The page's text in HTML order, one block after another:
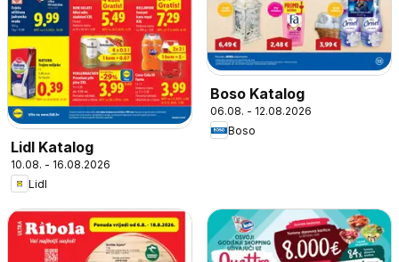
Lidl Katalog
10.08. - 16.08.2026
Lidl
Boso Katalog
06.08. - 12.08.2026
Boso